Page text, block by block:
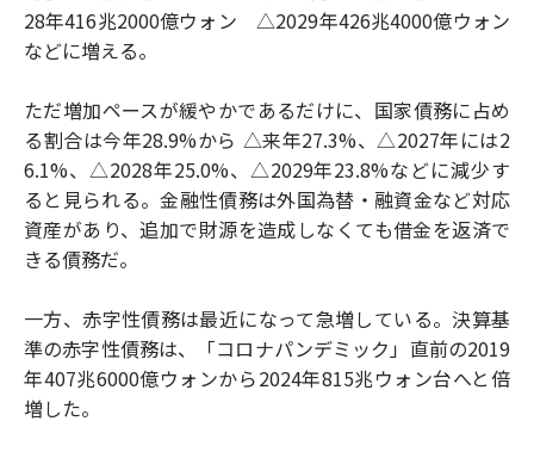
28年416兆2000億ウォン △2029年426兆4000億ウォン
などに増える。
ただ増加ペースが緩やかであるだけに、国家債務に占め
る割合は今年28.9%から △来年27.3%、△2027年には2
6.1%、△2028年25.0%、△2029年23.8%などに減少す
ると見られる。金融性債務は外国為替・融資金など対応
資産があり、追加で財源を造成しなくても借金を返済で
きる債務だ。
一方、赤字性債務は最近になって急増している。決算基
準の赤字性債務は、「コロナパンデミック」直前の2019
年407兆6000億ウォンから2024年815兆ウォン台へと倍
増した。